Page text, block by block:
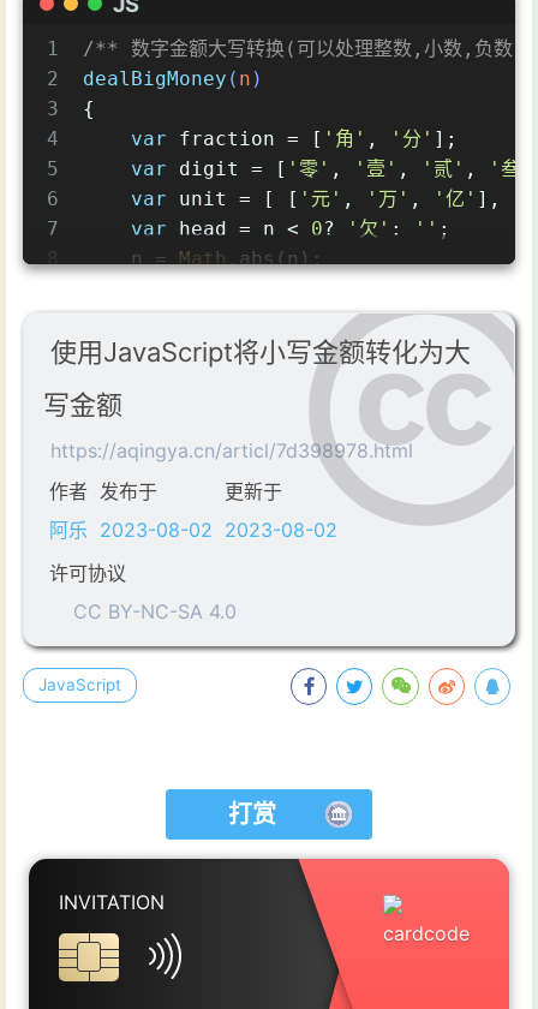
1
2
3
4
5
6
7
8
11
13
14
16
17
18
21
22
23
28
/** 数字金额大写转换(可以处理整数,小数,负数
dealBigMoney ( n )
{
var fraction = [ '角' , '分' ];
var digit = [ '零' , '壹' , '贰' , '叁'
var unit = [ [ '元' , '万' , '亿' ], [
var head = n < 0? '欠' : '' ;
    n =
Math.abs(n);
; i <
    {
        s += (digit[
Math.floor(n *
    }
    s = s ||
'整'
    n =
Math.floor(n);
    {
var p = '';
j = 0; j < unit[1
        {
        }
        s = p.replace(
/(零.)*零$/
    }
return
head + s.replace(
使用JavaScript将小写金额转化为大
写金额
https://aqingya.cn/articl/7d398978.html
作者
阿乐
发布于
2023-08-02
更新于
2023-08-02
许可协议
CC BY-NC-SA 4.0
JavaScript
打赏
INVITATION
SITELINK